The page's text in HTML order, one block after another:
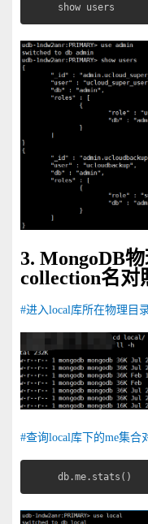
show users
3. MongoDB
collection名对
#进入local库所在物理目
#查询local库下的me集合
db.me.stats()